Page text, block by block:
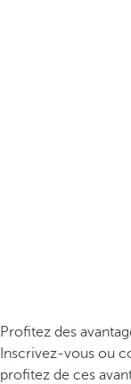
Profitez des
Inscrivez-vous ou
profitez de ces